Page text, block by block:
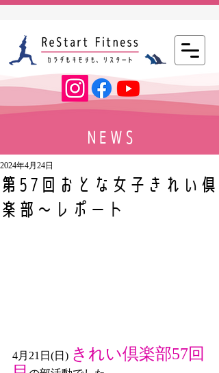
NEWS
第57回おとな女子きれい倶
楽部～レポート
2024年4月24日
4月21日(日) きれい倶楽部57回